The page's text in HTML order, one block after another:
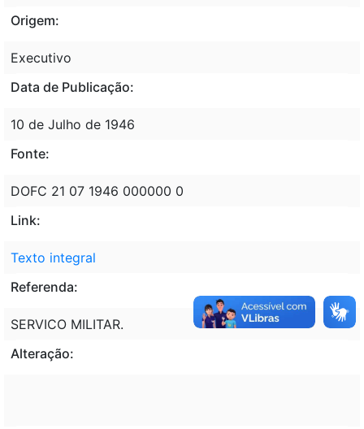
Origem:
Executivo
Data de Publicação:
10 de Julho de 1946
Fonte:
DOFC 21 07 1946 000000 0
Link:
Texto integral
Referenda:
SERVICO MILITAR.
Alteração: